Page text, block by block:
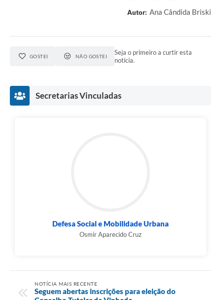
Autor: Ana Cândida Briski
GOSTEI NÃO GOSTEI
Seja o primeiro a curtir esta
notícia.
Secretarias Vinculadas
Defesa Social e Mobilidade Urbana
Osmir Aparecido Cruz
NOTÍCIA MAIS RECENTE
Seguem abertas inscrições para eleição do